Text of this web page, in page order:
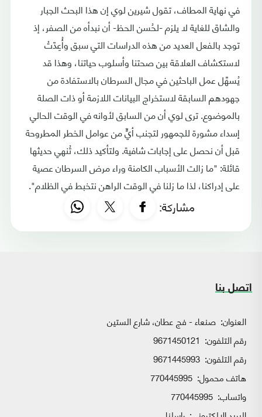
في نهاية المطاف، تقول شيرين لوي إن هذا البحث الجبار
والشاق للغاية لا يلزم -لحُسن الحظ- أن نبدأه من الصفر، إذ
توجد بالفعل العديد من هذه الدراسات التي سبق وأُعِدّتْ
لاستكشاف العلاقة بين صحتنا وأسلوب حياتنا، وهذا قد
يُسهِّل عمل الباحثين في مجال السرطان بالاستفادة من
جهودهم السابقة لاستخراج البيانات اللازمة أو ذات الصلة
بالموضوع. ترى لوي أن من السابق لأوانه في الوقت الحالي
إسداء مشورة للجمهور لتجنب أيٍّ من عوامل الخطر المطروحة
قبل أن نحصل على إجابات شافية. ولتأكيد ذلك، تُنهي حديثها
قائلة: "ما زالت الأسباب الكامنة وراء مرض السرطان عصية
على إدراكنا، لذا ما زلنا في الوقت الراهن نتخبط في الظلام".
مشاركة:
اتصل بنا
العنوان: صنعاء - فج عطان، شارع الستين
رقم التلفون: 9671450121
رقم التلفون: 9671445993
هاتف محمول: 770445995
واتساب: